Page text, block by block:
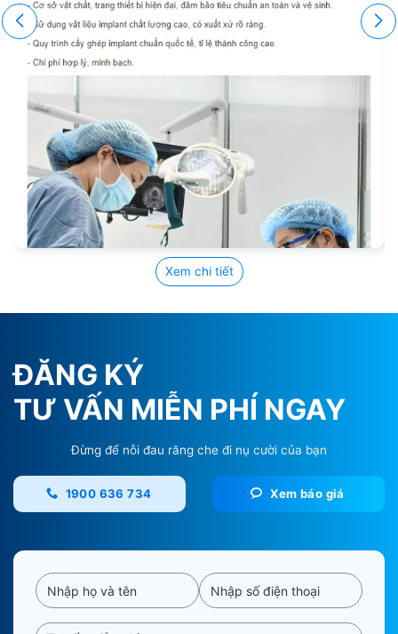
Xem chi tiết
ĐĂNG KÝ
TƯ VẤN MIỄN PHÍ NGAY
Đừng để nỗi đau răng che đi nụ cười của bạn
1900 636 734 Xem báo giá